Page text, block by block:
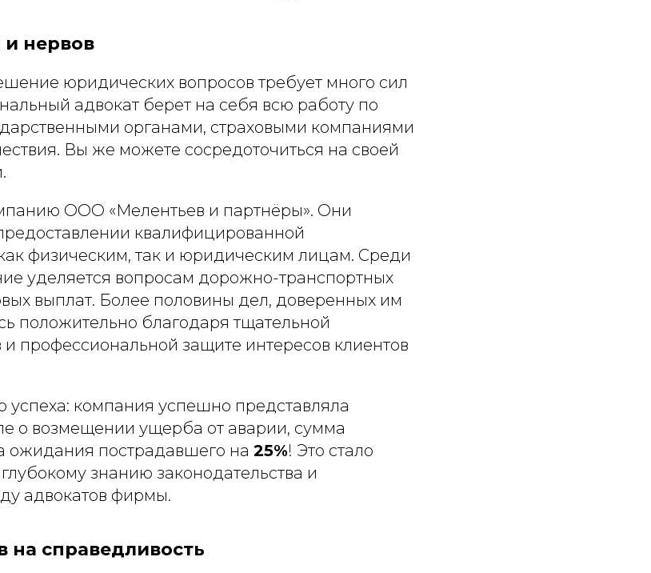
нервов
юридических вопросов требует много сил
адвокат берет на себя всю работу по
органами, страховыми компаниями
Вы же можете сосредоточиться на своей
ООО «Мелентьев и партнёры». Они
квалифицированной
физическим, так и юридическим лицам. Среди
уделяется вопросам дорожно-транспортных
выплат. Более половины дел, доверенных им
положительно благодаря тщательной
и профессиональной защите интересов клиентов
успеха: компания успешно представляла
о возмещении ущерба от аварии, сумма
ожидания пострадавшего на 25%! Это стало
знанию законодательства и
адвокатов фирмы.
справедливость